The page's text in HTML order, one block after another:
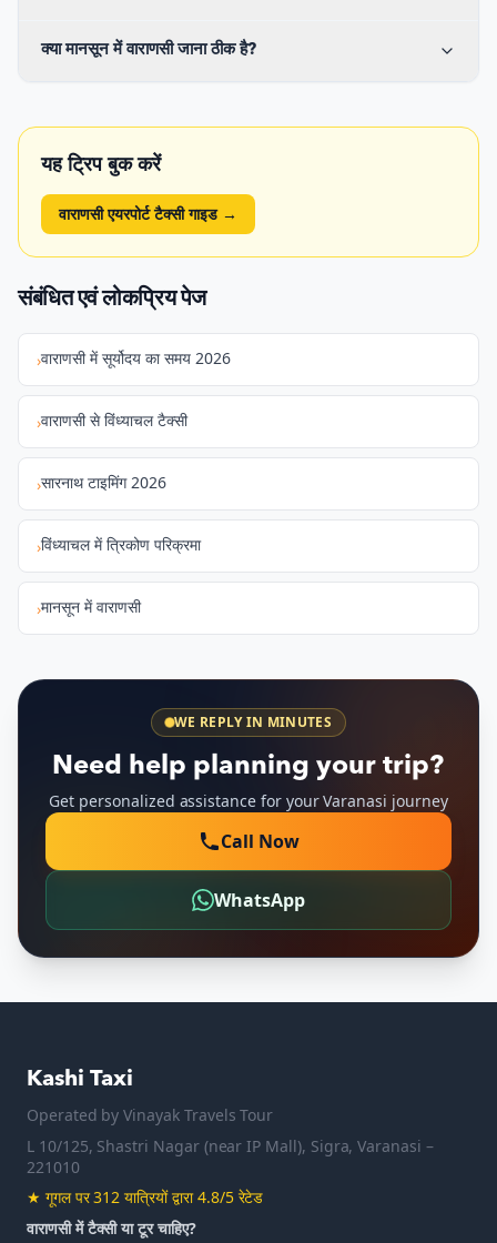
क्या मानसून में वाराणसी जाना ठीक है?
यह ट्रिप बुक करें
वाराणसी एयरपोर्ट टैक्सी गाइड→
संबंधित एवं लोकप्रिय पेज
›वाराणसी में सूर्योदय का समय 2026
›वाराणसी से विंध्याचल टैक्सी
›सारनाथ टाइमिंग 2026
›विंध्याचल में त्रिकोण परिक्रमा
›मानसून में वाराणसी
WE REPLY IN MINUTES
Need help planning your trip?
Get personalized assistance for your Varanasi journey
Call Now
WhatsApp
Kashi Taxi
Operated byVinayak Travels Tour
L 10/125, Shastri Nagar (near IP Mall), Sigra, Varanasi –
221010
★ गूगल पर 312 यात्रियों द्वारा 4.8/5 रेटेड
वाराणसी में टैक्सी या टूर चाहिए?